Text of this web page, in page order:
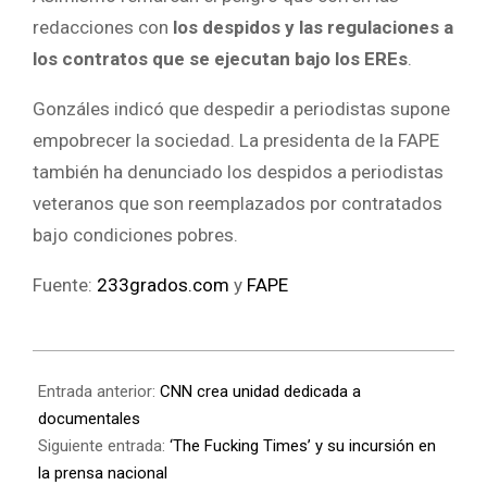
redacciones con los despidos y las regulaciones a
los contratos que se ejecutan bajo los EREs
Gonzáles indicó que despedir a periodistas supone
empobrecer la sociedad. La presidenta de la FAPE
también ha denunciado los despidos a periodistas
veteranos que son reemplazados por contratados
bajo condiciones pobres.
Fuente: 233grados.com y FAPE
Entrada anterior: CNN crea unidad dedicada a
documentales
Siguiente entrada: ‘The Fucking Times’ y su incursión en
la prensa nacional